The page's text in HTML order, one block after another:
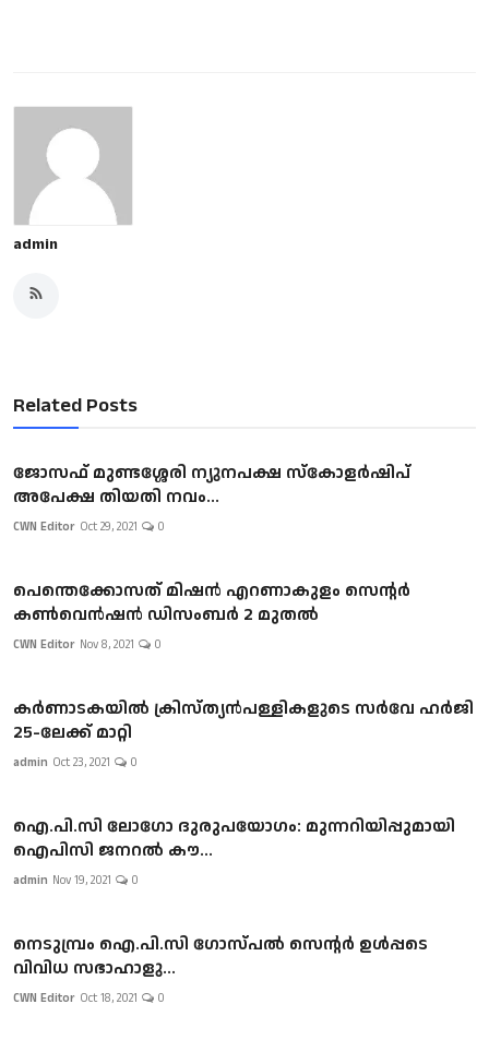
admin
Related Posts
ജോസഫ് മുണ്ടശ്ശേരി ന്യുനപക്ഷ സ്കോളർഷിപ്
അപേക്ഷ തിയതി നവം...
CWN Editor Oct 29, 2021 0
പെന്തെക്കോസത് മിഷൻ എറണാകുളം സെൻ്റർ
കൺവെൻഷൻ ഡിസംബർ 2 മുതൽ
CWN Editor Nov 8, 2021 0
കർണാടകയിൽ ക്രിസ്ത്യൻപള്ളികളുടെ സർവേ ഹർജി
25-ലേക്ക് മാറ്റി
admin Oct 23, 2021 0
ഐ.പി.സി ലോഗോ ദുരുപയോഗം: മുന്നറിയിപ്പുമായി
ഐപിസി ജനറൽ കൗ...
admin Nov 19, 2021 0
നെടുമ്പ്രം ഐ.പി.സി ഗോസ്പൽ സെൻ്റർ ഉൾപ്പടെ
വിവിധ സഭാഹാളു...
CWN Editor Oct 18, 2021 0